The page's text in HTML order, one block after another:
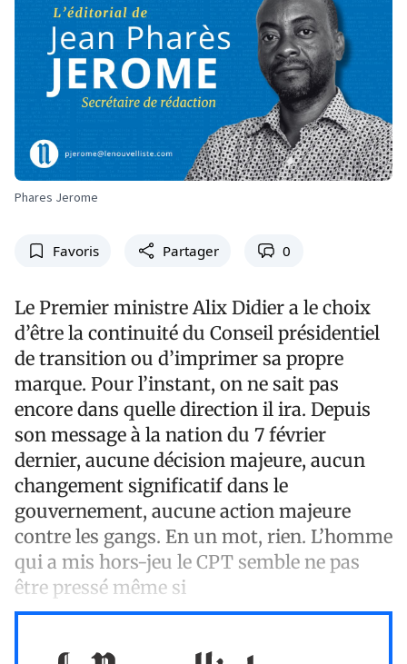
Phares Jerome
Favoris Partager 0
Le Premier ministre Alix Didier a le choix
d’être la continuité du Conseil présidentiel
de transition ou d’imprimer sa propre
marque. Pour l’instant, on ne sait pas
encore dans quelle direction il ira. Depuis
son message à la nation du 7 février
dernier, aucune décision majeure, aucun
changement significatif dans le
gouvernement, aucune action majeure
contre les gangs. En un mot, rien. L’homme
qui a mis hors-jeu le CPT semble ne pas
être pressé même si